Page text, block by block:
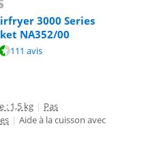
3000 Series
NA352/00
avis.
111 avis
: 1,5 kg | Pas
| Aide à la cuisson avec